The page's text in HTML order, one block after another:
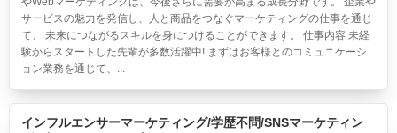
サービスの魅力を発信し、人と商品をつなぐマーケティングの仕事を通じ
て、 未来につながるスキルを身につけることができます。 仕事内容 未経
験からスタートした先輩が多数活躍中! まずはお客様とのコミュニケーシ
ョン業務を通じて、...
インフルエンサーマーケティング/学歴不問/SNSマーケティン